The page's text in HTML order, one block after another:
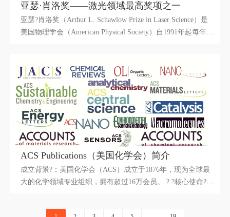
亚瑟·肖洛奖——激光领域最高奖项之一
亚瑟?肖洛奖（Arthur L. Schawlow Prize in Laser Science）是
美国物理学会（American Physical Society）自1991年起每年颁
奖项由日本电气股份有限公司（NEC Corporation）于 1991 年
设立并提供资助。
ACS Publications（美国化学会）简介
成立背景?：美国化学会（ACS）成立于1876年，现为全球最
大的化学领域专业组织，拥有超过16万会员。 ? ?核心使命?：